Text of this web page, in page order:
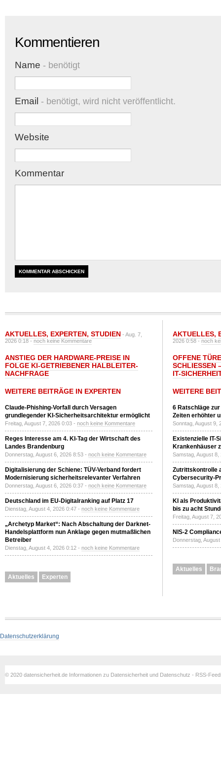
Kommentieren
Name - benötigt
Email - benötigt, wird nicht veröffentlicht.
Website
Kommentar
AKTUELLES, EXPERTEN, STUDIEN - Aug. 7,
2026 0:18 -noch keine Kommentare
ANSTIEG DER HARDWARE-PREISE IN
FOLGE KI-GETRIEBENER HALBLEITER-
NACHFRAGE
WEITERE BEITRÄGE IN EXPERTEN
Claude-Phishing-Vorfall durch Versagen
grundlegender KI-Sicherheitsarchitektur ermöglicht
Freitag, August 7, 2026 0:03 - noch keine Kommentare
Reges Interesse am 4. KI-Tag der Wirtschaft des
Landes Brandenburg
Donnerstag, August 6, 2026 8:53 - noch keine Kommentare
Digitalisierung der Schiene: TÜV-Verband fordert
Modernisierung sicherheitsrelevanter Verfahren
Donnerstag, August 6, 2026 0:37 - noch keine Kommentare
Deutschland im EU-Digitalranking auf Platz 17
Dienstag, August 4, 2026 0:47 - noch keine Kommentare
„Archetyp Market“: Nach Abschaltung der Darknet-
Handelsplattform nun Anklage gegen mutmaßlichen
Betreiber
Dienstag, August 4, 2026 0:12 - noch keine Kommentare
Aktuelles Experten
AKTUELLES,
2026 0:58 -noch
OFFENE
SCHLIESSEN
T-
WEITERE
6 Ratschläge
Zeiten erhöhter
Sonntag, August 9,
Existenzielle IT-
Krankenhäuser
Samstag, August
Zutrittskontrolle
Cybersecurity-
Samstag, August
KI als
bis zu acht
Freitag, August 7,
NIS-2
Donnerstag,
Aktuelles
Datenschutzerklärung
© 2020 datensicherheit.de Informationen zu Datensicherheit und Datenschutz - RSS-